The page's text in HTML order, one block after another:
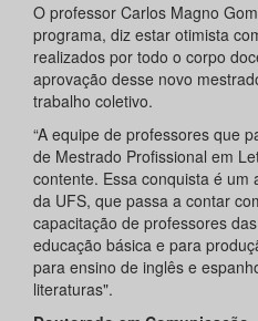
O professor Carlos Magno
programa, diz estar otimista
realizados por todo o corpo
aprovação desse novo
trabalho coletivo.
“A equipe de professores que
de Mestrado Profissional em
contente. Essa conquista é
da UFS, que passa a contar
capacitação de professores
educação básica e para
para ensino de inglês e
literaturas".